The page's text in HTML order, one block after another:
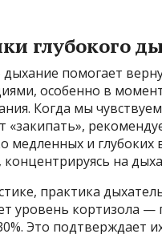
глубокого
дыхание помогает
особенно в
Когда мы
«закипать»,
медленных и глубоких
на
практика
уровень кортизола —
Это подтверждает